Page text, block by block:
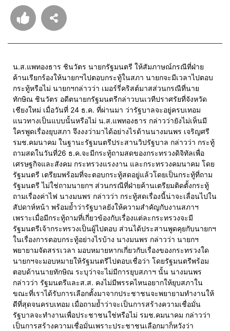
น.ส.แพทองธาร ชินวัตร นายกรัฐมนตรี ให้สัมภาษณ์กรณีที่ฝ่าย
ค้านเรียกร้องให้นายกฯไปตอบกระทู้ในสภา นายกจะมีเวลาไปตอบ
กระทู้หรือไม่ นายกฯกล่าวว่า เมอร์รี่คริสต์มาสส่วนกรณีที่นาย
ทักษิณ ชินวัตร อดีตนายกรัฐมนตรีกล่าวบนเวทีปราศรัยที่จังหวัด
เชียงใหม่ เมื่อวันที่ 24 ธ.ค. ที่ผ่านมา ว่ารัฐบาลจะอยู่ครบเทอม
แนวทางเป็นแบบนั้นหรือไม่ น.ส.แพทองธาร กล่าวว่ายังไม่เห็นมี
ใครพูดเรื่องยุบสภา จึงงงว่ามาได้อย่างไรด้านนางมนพร เจริญศรี
รมช.คมนาคม ในฐานะรัฐมนตรีประสานวิปรัฐบาล กล่าวว่า กระทู้
ถามสดในวันที่26 ธ.ค.จะมีกระทู้ถามสดของกระทรวงดิจิทัลเพื่อ
เศรษฐกิจและสังคม กระทรวงแรงงาน และกระทรวงคมนาคม โดย
รัฐมนตรี เตรียมพร้อมที่จะตอบกระทู้สดอยู่แล้วโดยเป็นกระทู้ที่ถาม
รัฐมนตรี ไม่ใช่ถามนายกฯ ส่วนกรณีที่ฝ่ายค้านเตรียมติดตั้งกระทู้
ถามเรื่องค่าไฟ นางมนพร กล่าวว่า กระทู้สดเรื่องนี้น่าจะเลื่อนไปใน
สัปดาห์หน้า พร้อมย้ำว่ารัฐบาลยังให้ความสำคัญกับงานสภาฯ
เพราะเมื่อมีกระทู้ถามที่เกี่ยวข้องกับเรื่องแต่ละกระทรวงจะมี
รัฐมนตรีเจ้ากระทรวงเป็นผู้ไปตอบ ส่วนได้ประสานพูดคุยกับนายกฯ
ในเรื่องการตอบกระทู้อย่างไรบ้าง นางมนพร กล่าวว่า นายกฯ
พยายามจัดสรรเวลา มอบหมายหากเกี่ยวกับเรื่องของกระทรวงใด
นายกฯจะมอบหมายให้รัฐมนตรีไปตอบเชื่อว่า โดยรัฐมนตรีพร้อม
ตอบด้านนายทักษิณ ระบุว่าจะไม่มีการยุบสภาฯ นั้น นางมนพร
กล่าวว่า รัฐมนตรีและส.ส. คงไม่มีพรรคไหนอยากให้ยุบสภาใน
ขณะที่เราได้รับการเลือกตั้งมาจากประชาชนจะพยายามทำงานให้
ดีที่สุดจนครบเทอม เมื่อถามย้ำว่าจะเป็นการสร้างความเชื่อมั่น
รัฐบาลจะทำงานเพื่อประชาชนใช่หรือไม่ รมช.คมนาคม กล่าวว่า
เป็นการสร้างความเชื่อมั่นเพราะประชาชนเลือกมาก็หวังว่า